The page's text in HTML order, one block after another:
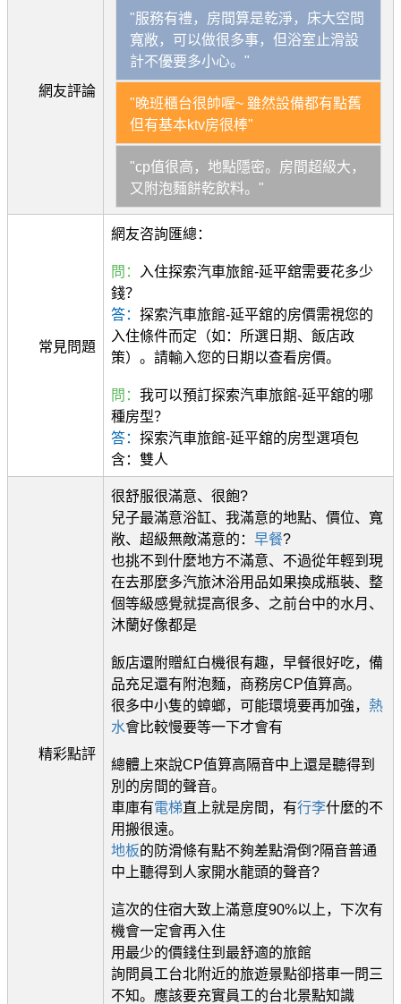
網友評論
"服務有禮，房間算是乾淨，床大空間
寬敞，可以做很多事，但浴室止滑設
計不優要多小心。"
"晚班櫃台很帥喔~ 雖然設備都有點舊
但有基本ktv房很棒"
"cp值很高，地點隱密。房間超級大，
又附泡麵餅乾飲料。"
常見問題
網友咨詢匯總：
問：
入住探索汽車旅館-延平舘需要花多少
錢？
答： 探索汽車旅館-延平舘的房價需視您的
入住條件而定（如：所選日期、飯店政
策）。請輸入您的日期以查看房價。
問： 我可以預訂探索汽車旅館-延平舘的哪
種房型？
答： 探索汽車旅館-延平舘的房型選項包
含：雙人
精彩點評
很舒服很滿意、很飽?
兒子最滿意浴缸、我滿意的地點、價位、寬
敞、超級無敵滿意的： 早餐?
也挑不到什麼地方不滿意、不過從年輕到現
在去那麼多汽旅沐浴用品如果換成瓶裝、整
個等級感覺就提高很多、之前台中的水月、
沐蘭好像都是
飯店還附贈紅白機很有趣，早餐很好吃，備
品充足還有附泡麵，商務房CP值算高。
很多中小隻的蟑螂，可能環境要再加強， 熱
水會比較慢要等一下才會有
總體上來說CP值算高隔音中上還是聽得到
別的房間的聲音。
車庫有電梯直上就是房間，有行李什麼的不
用搬很遠。
地板的防滑條有點不夠差點滑倒?隔音普通
中上聽得到人家開水龍頭的聲音?
這次的住宿大致上滿意度90%以上，下次有
機會一定會再入住
用最少的價錢住到最舒適的旅館
詢問員工台北附近的旅遊景點卻搭車一問三
不知。應該要充實員工的台北景點知識